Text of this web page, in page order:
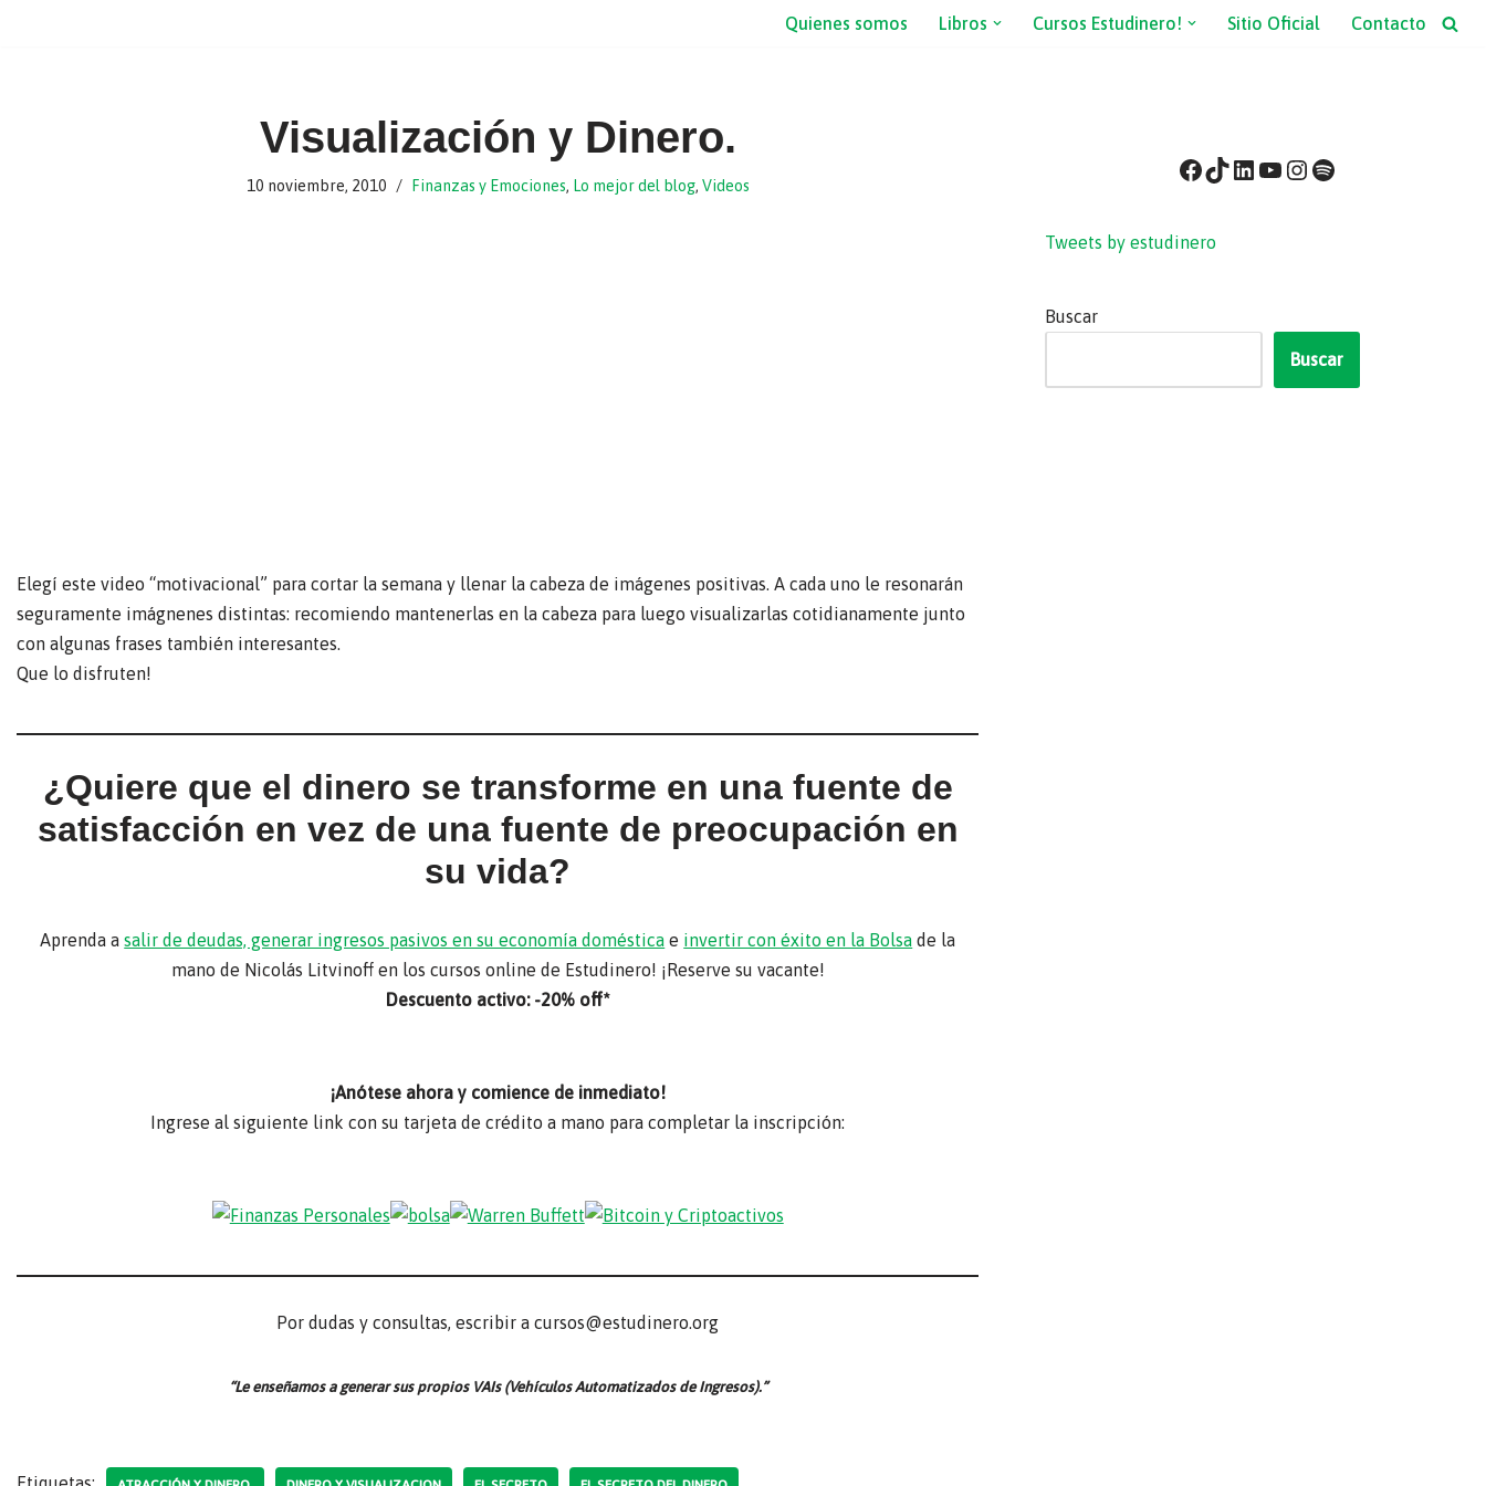
Quienes somos Libros Cursos Estudinero! Sitio Oficial Contacto
Visualización y Dinero.
10 noviembre, 2010 Finanzas y Emociones, Lo mejor del blog, Videos
Elegí este video “motivacional” para cortar la semana y llenar la cabeza de imágenes positivas. A cada uno le resonarán
seguramente imágnenes distintas: recomiendo mantenerlas en la cabeza para luego visualizarlas cotidianamente junto
con algunas frases también interesantes.
Que lo disfruten!
¿Quiere que el dinero se transforme en una fuente de
satisfacción en vez de una fuente de preocupación en
su vida?
Aprenda a salir de deudas, generar ingresos pasivos en su economía doméstica e invertir con éxito en la Bolsa de la
mano de Nicolás Litvinoff en los cursos online de Estudinero! ¡Reserve su vacante!
Descuento activo: -20% off*
¡Anótese ahora y comience de inmediato!
Ingrese al siguiente link con su tarjeta de crédito a mano para completar la inscripción:
Por dudas y consultas, escribir a cursos@estudinero.org
“Le enseñamos a generar sus propios VAIs (Vehículos Automatizados de Ingresos).”
Tweets by estudinero
Buscar
Buscar